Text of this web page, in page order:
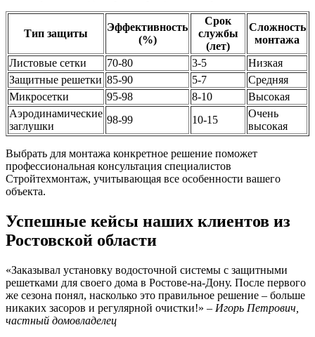
Тип защиты
Эффективность
(%)
Срок
службы
(лет)
Сложность
монтажа
Листовые сетки
70-80 3-5
Низкая
Защитные решетки 85-90 5-7
Средняя
Микросетки
95-98 8-10
Высокая
Аэродинамические
заглушки
98-99 10-15
Очень
высокая
Выбрать для монтажа конкретное решение поможет
профессиональная консультация специалистов
Стройтехмонтаж, учитывающая все особенности вашего
объекта.
Успешные кейсы наших клиентов из
Ростовской области
«Заказывал установку водосточной системы с защитными
решетками для своего дома в Ростове-на-Дону. После первого
же сезона понял, насколько это правильное решение – больше
никаких засоров и регулярной очистки!» – Игорь Петрович,
частный домовладелец